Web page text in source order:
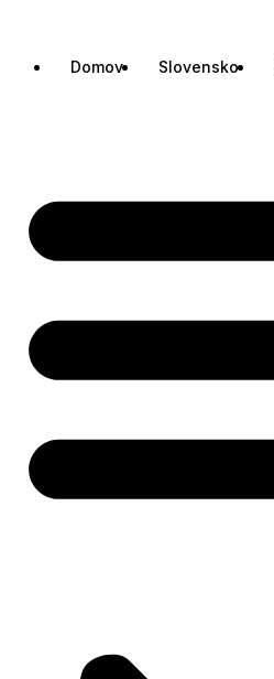
Domov Slovensko